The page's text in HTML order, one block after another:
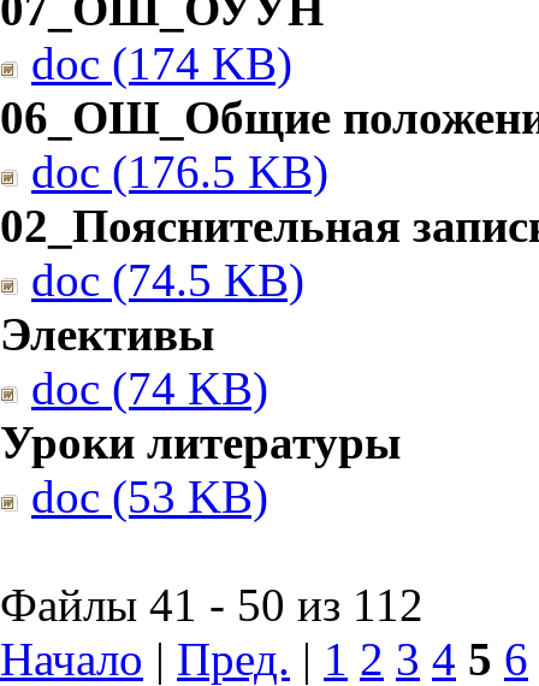
doc (174 KB)
06_ОШ_Общие
doc (176.5 KB)
02_Пояснительная
doc (74.5 KB)
Элективы
doc (74 KB)
Уроки литературы
doc (53 KB)
Файлы 41 - 50 из 112
Начало | Пред. | 1 2 3 4 5 6